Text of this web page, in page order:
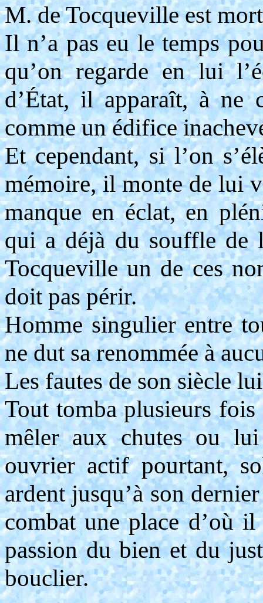
M. de Tocqueville est
Il n’a pas eu le temps
qu’on regarde en lui
d’État, il apparaît, à ne
comme un édifice
Et cependant, si l’on
mémoire, il monte de lui
manque en éclat, en
qui a déjà du souffle de
Tocqueville un de ces
doit pas périr.
Homme singulier entre
ne dut sa renommée à
Les fautes de son siècle
Tout tomba plusieurs
mêler aux chutes ou
ouvrier actif pourtant,
ardent jusqu’à son
combat une place d’où
passion du bien et du
bouclier.